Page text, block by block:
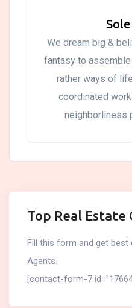
We dream big &
fantasy to
rather ways of
coordinated
neighborliness
Top Real Estate
Fill this form and get
Agents.
[contact-form-7